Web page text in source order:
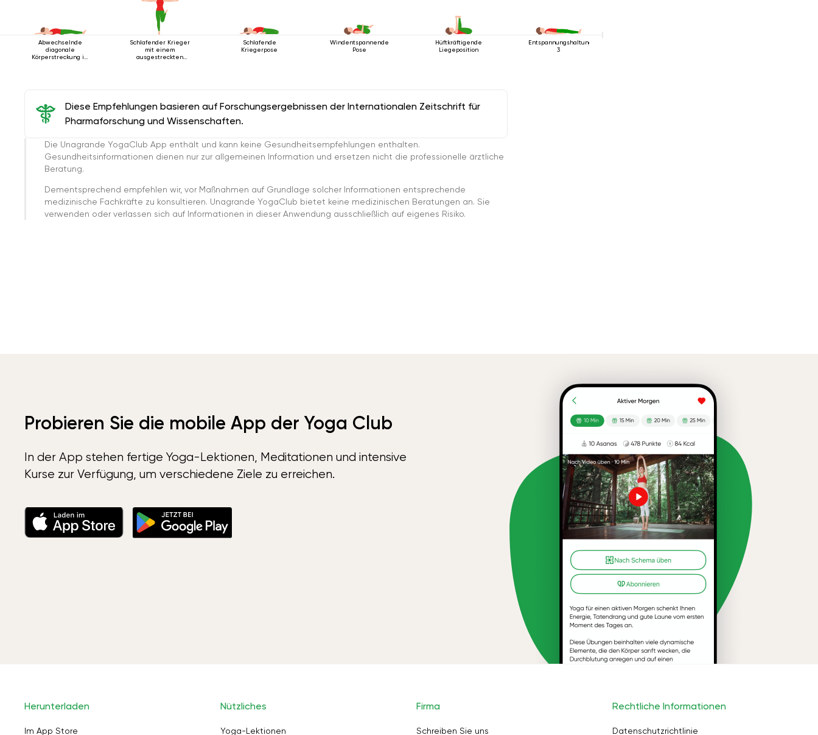
Abwechselnde
diagonale
Körperstreckung im
Schlafender Krieger
mit einem
ausgestreckten
Schlafende
Kriegerpose
Windentspannende
Pose
Hüftkräftigende
Liegeposition
Entspannungshaltung
3
Diese Empfehlungen basieren auf Forschungsergebnissen der Internationalen Zeitschrift für
Pharmaforschung und Wissenschaften.
Die Unagrande YogaClub App enthält und kann keine Gesundheitsempfehlungen enthalten.
Gesundheitsinformationen dienen nur zur allgemeinen Information und ersetzen nicht die professionelle ärztliche
Beratung.
Dementsprechend empfehlen wir, vor Maßnahmen auf Grundlage solcher Informationen entsprechende
medizinische Fachkräfte zu konsultieren. Unagrande YogaClub bietet keine medizinischen Beratungen an. Sie
verwenden oder verlassen sich auf Informationen in dieser Anwendung ausschließlich auf eigenes Risiko.
Probieren Sie die mobile App der Yoga Club
In der App stehen fertige Yoga-Lektionen, Meditationen und intensive
Kurse zur Verfügung, um verschiedene Ziele zu erreichen.
Herunterladen
Im App Store
Nützliches
Yoga-Lektionen
Firma
Schreiben Sie uns
Rechtliche Informationen
Datenschutzrichtlinie